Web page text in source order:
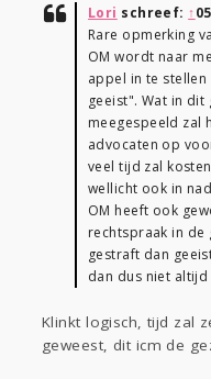
Lori schreef: ↑
Rare opmerking
OM wordt naar
appel in te
geeist". Wat in
meegespeeld zal
advocaten op
veel tijd zal
wellicht ook in
OM heeft ook
rechtspraak in de
gestraft dan
dan dus niet
Klinkt logisch, tijd zal
geweest, dit icm de